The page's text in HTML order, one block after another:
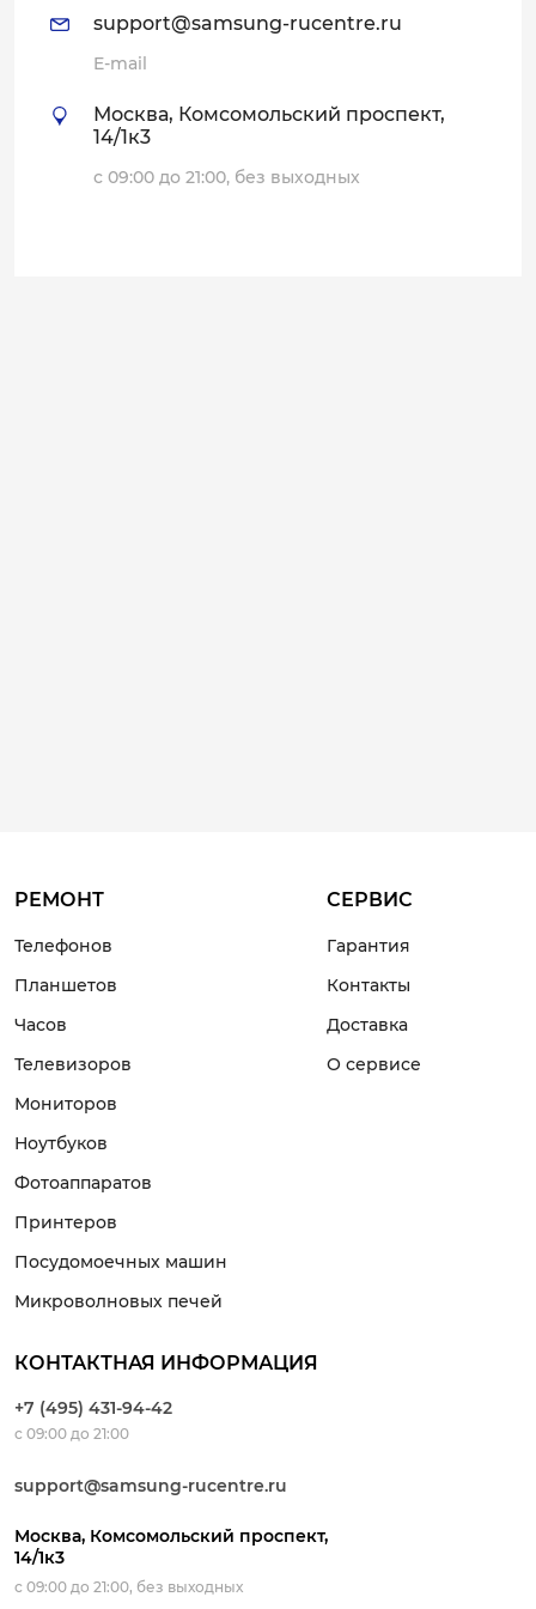
support@samsung-rucentre.ru
E-mail
Москва, Комсомольский проспект,
14/1к3
с 09:00 до 21:00, без выходных
РЕМОНТ
Телефонов
Планшетов
Часов
Телевизоров
Мониторов
Ноутбуков
Фотоаппаратов
Принтеров
Посудомоечных машин
Микроволновых печей
СЕРВИС
Гарантия
Контакты
Доставка
О сервисе
КОНТАКТНАЯ ИНФОРМАЦИЯ
+7 (495) 431-94-42
с 09:00 до 21:00
support@samsung-rucentre.ru
Москва, Комсомольский проспект,
14/1к3
с 09:00 до 21:00, без выходных